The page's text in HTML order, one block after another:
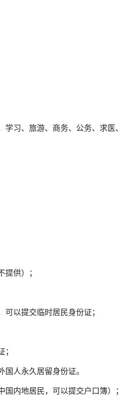
习、旅游、商务、公务、求医、
供）；
以提交临时居民身份证；
人永久居留身份证。
内地居民，可以提交户口簿）；